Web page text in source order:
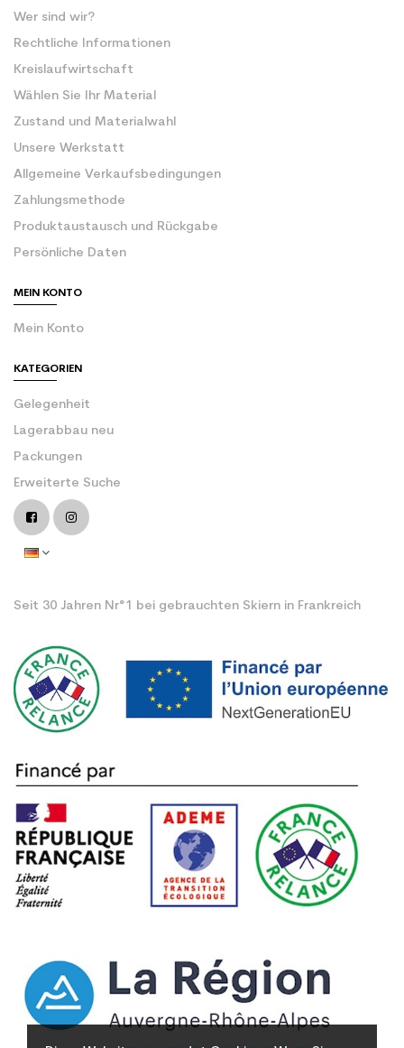
Wer sind wir?
Rechtliche Informationen
Kreislaufwirtschaft
Wählen Sie Ihr Material
Zustand und Materialwahl
Unsere Werkstatt
Allgemeine Verkaufsbedingungen
Zahlungsmethode
Produktaustausch und Rückgabe
Persönliche Daten
MEIN KONTO
Mein Konto
KATEGORIEN
Gelegenheit
Lagerabbau neu
Packungen
Erweiterte Suche
Seit 30 Jahren Nr°1 bei gebrauchten Skiern in Frankreich